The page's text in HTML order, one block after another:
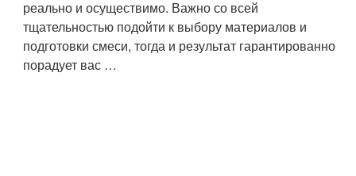
реально и осуществимо. Важно со всей
тщательностью подойти к выбору материалов и
подготовки смеси, тогда и результат гарантированно
порадует вас …